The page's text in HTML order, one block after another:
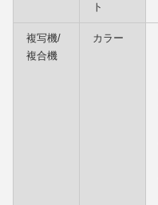
ト
複写機/
複合機
カラー